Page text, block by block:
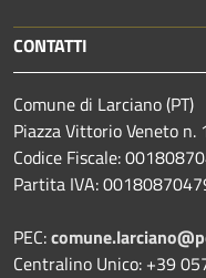
CONTATTI
Comune di Larciano (PT)
Piazza Vittorio Veneto
Codice Fiscale:
Partita IVA:
PEC:
Centralino Unico: +39